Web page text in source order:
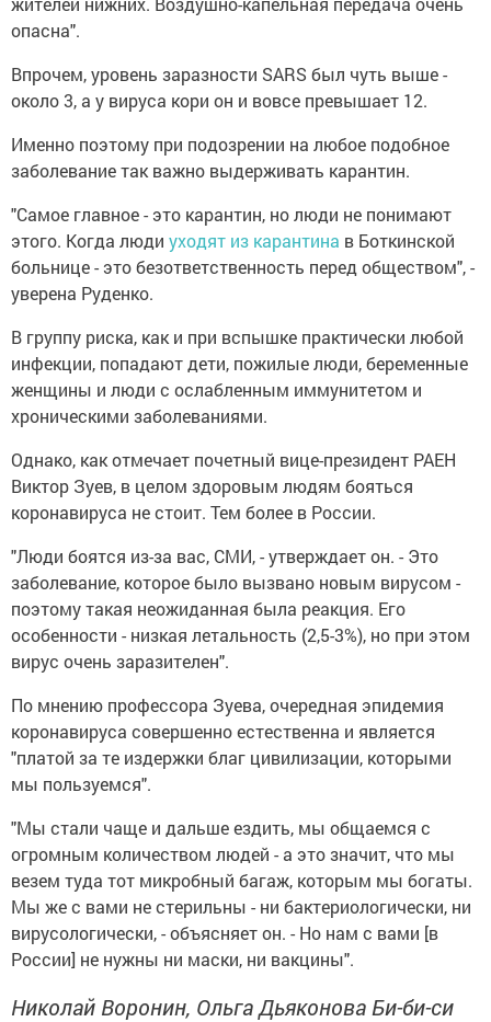
опасна".
Впрочем, уровень заразности SARS был чуть выше -
около 3, а у вируса кори он и вовсе превышает 12.
Именно поэтому при подозрении на любое подобное
заболевание так важно выдерживать карантин.
"Самое главное - это карантин, но люди не понимают
этого. Когда люди уходят из карантина в Боткинской
больнице - это безответственность перед обществом", -
уверена Руденко.
В группу риска, как и при вспышке практически любой
инфекции, попадают дети, пожилые люди, беременные
женщины и люди с ослабленным иммунитетом и
хроническими заболеваниями.
Однако, как отмечает почетный вице-президент РАЕН
Виктор Зуев, в целом здоровым людям бояться
коронавируса не стоит. Тем более в России.
"Люди боятся из-за вас, СМИ, - утверждает он. - Это
заболевание, которое было вызвано новым вирусом -
поэтому такая неожиданная была реакция. Его
особенности - низкая летальность (2,5-3%), но при этом
вирус очень заразителен".
По мнению профессора Зуева, очередная эпидемия
коронавируса совершенно естественна и является
"платой за те издержки благ цивилизации, которыми
мы пользуемся".
"Мы стали чаще и дальше ездить, мы общаемся с
огромным количеством людей - а это значит, что мы
везем туда тот микробный багаж, которым мы богаты.
Мы же с вами не стерильны - ни бактериологически, ни
вирусологически, - объясняет он. - Но нам с вами [в
России] не нужны ни маски, ни вакцины".
Николай Воронин, Ольга Дьяконова Би-би-си